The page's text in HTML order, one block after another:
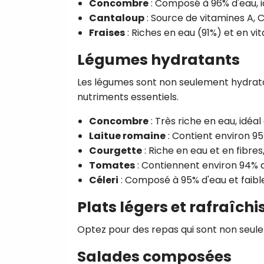
Concombre: Composé à 96%
Cantaloup: Source de vitamines A,
Fraises: Riches en eau (91%) et en
Légumes hydratants
Les légumes sont non seulement
nutriments essentiels.
Concombre: Très riche en eau,
Laitue romaine: Contient environ
Courgette: Riche en eau et en
Tomates: Contiennent environ 94%
Céleri : Composé à 95% d'eau et
Plats légers et
Optez pour des repas qui sont non
Salades composées